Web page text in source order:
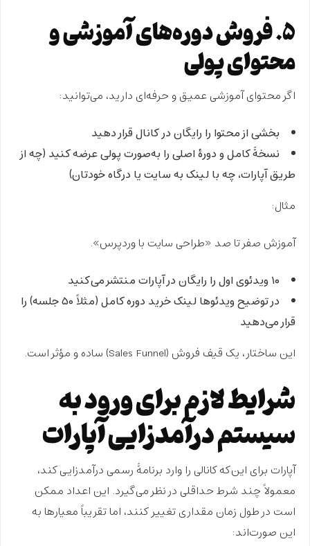
۵. فروش دوره‌های آموزشی و
محتوای پولی
اگر محتوای آموزشی عمیق و حرفه‌ای دارید، می‌توانید:
بخشی از محتوا را رایگاندر کانال قرار دهید
نسخهٔ کامل و دورهٔ اصلی را به‌صورت پولیعرضه کنید (چه از
طریق آپارات، چه با لینک به سایت یا درگاه خودتان)
مثال:
آموزش صفر تا صد «طراحی سایت با وردپرس».
۱۰ ویدئوی اول را رایگان در آپارات منتشر می‌کنید
در توضیح ویدئوها لینک خرید دوره کامل (مثلاً ۵۰ جلسه) را
قرار می‌دهید
این ساختار، یک قیف فروش (Sales Funnel) ساده و مؤثر است.
شرایط لازم برای ورود به
سیستم درآمدزایی آپارات
آپارات برای این‌که کانالی را وارد برنامهٔ رسمی درآمدزایی کند،
معمولاً چند شرط حداقلی در نظر می‌گیرد. این اعداد ممکن
است در طول زمان مقداری تغییر کنند، اما تقریباً معیارها به
این صورت‌اند: